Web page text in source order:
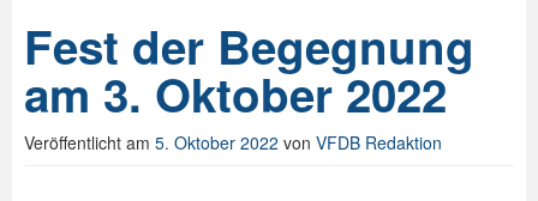
Relais
Downloads
Spenden
Fest der Begegnung
am 3. Oktober 2022
Veröffentlicht am 5. Oktober 2022 von VFDB Redaktion